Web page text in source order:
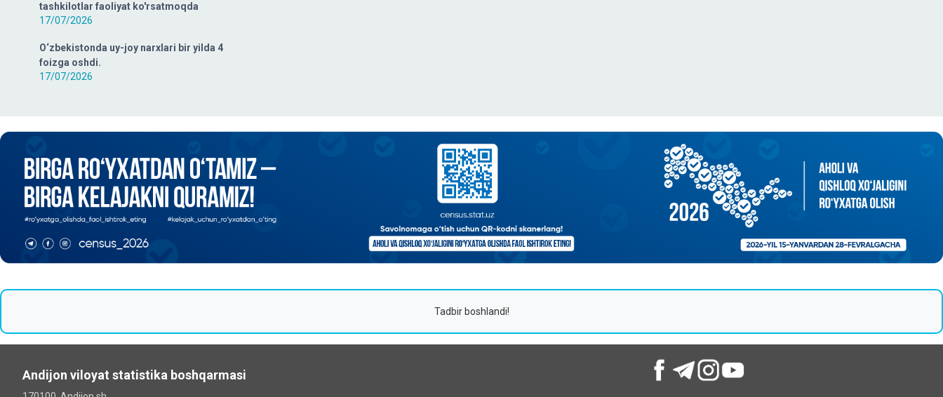
tashkilotlar faoliyat ko'rsatmoqda
17/07/2026
O‘zbekistonda uy-joy narxlari bir yilda 4
foizga oshdi.
17/07/2026
Tadbir boshlandi!
Andijon viloyat statistika boshqarmasi